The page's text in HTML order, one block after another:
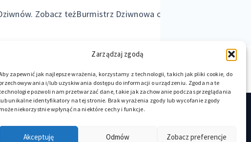
Zarządzaj zgodą
zapewnić jak najlepsze wrażenia, korzystamy z technologii, takich jak pliki cookie, do
przechowywania i/lub uzyskiwania dostępu do informacji o urządzeniu. Zgoda na te
pozwoli nam przetwarzać dane, takie jak zachowanie podczas przeglądania
lub unikalne identyfikatory na tej stronie. Brak wyrażenia zgody lub wycofanie zgody
może niekorzystnie wpłynąć na niektóre cechy i funkcje.
Akceptuję Odmów Zobacz preferencje
Zobacz teżBurmistrz Dziwnowa ogłasza: lekarze
pomysłów na brzydką pogodę nad morzem
w Dziwnowie
Atrakcje dla dzieci Dziwnów 2023